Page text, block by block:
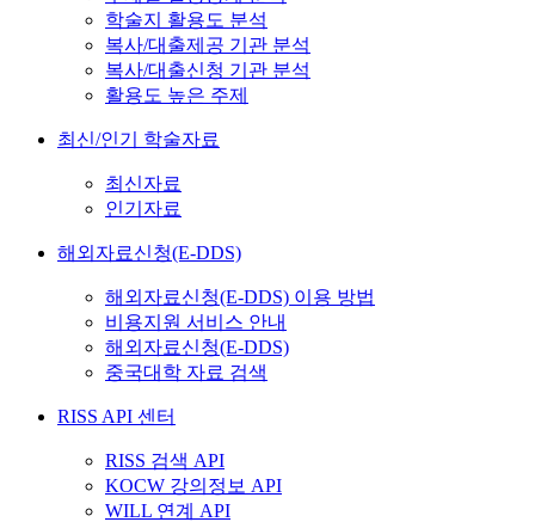
학술지 활용도 분석
복사/대출제공 기관 분석
복사/대출신청 기관 분석
활용도 높은 주제
최신/인기 학술자료
최신자료
인기자료
해외자료신청(E-DDS)
해외자료신청(E-DDS) 이용 방법
비용지원 서비스 안내
해외자료신청(E-DDS)
중국대학 자료 검색
RISS API 센터
RISS 검색 API
KOCW 강의정보 API
WILL 연계 API